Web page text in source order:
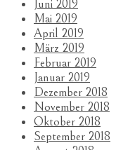
Juni 2019
Mai 2019
April 2019
März 2019
Februar 2019
Januar 2019
Dezember 2018
November 2018
Oktober 2018
September 2018